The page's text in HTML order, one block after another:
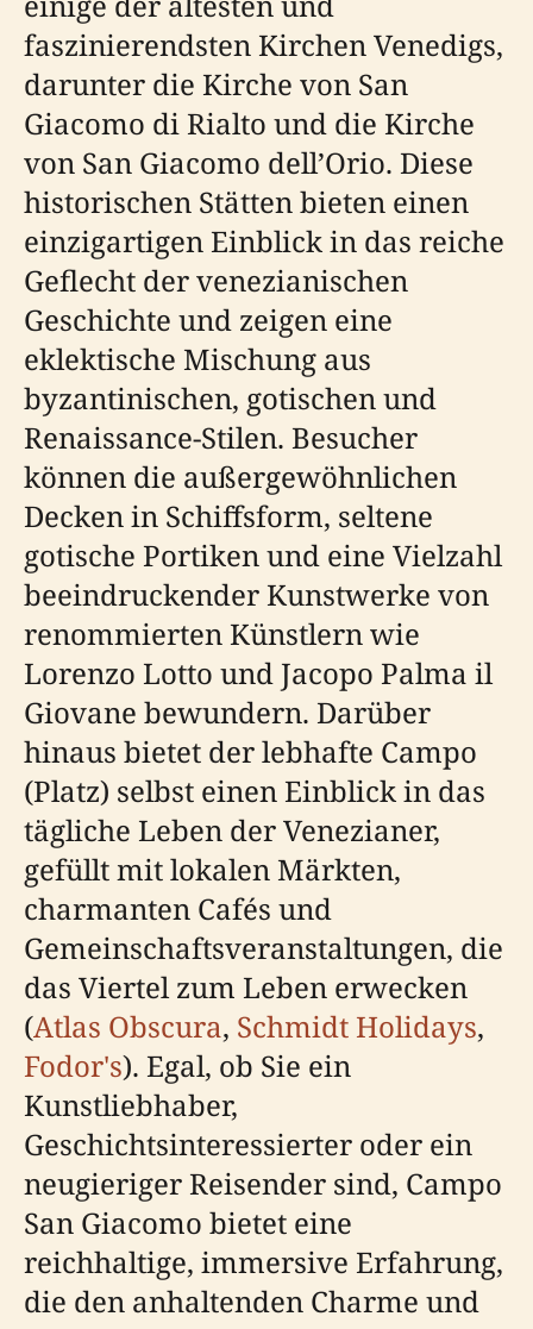
faszinierendsten Kirchen Venedigs,
darunter die Kirche von San
Giacomo di Rialto und die Kirche
von San Giacomo dell’Orio. Diese
historischen Stätten bieten einen
einzigartigen Einblick in das reiche
Geflecht der venezianischen
Geschichte und zeigen eine
eklektische Mischung aus
byzantinischen, gotischen und
Renaissance-Stilen. Besucher
können die außergewöhnlichen
Decken in Schiffsform, seltene
gotische Portiken und eine Vielzahl
beeindruckender Kunstwerke von
renommierten Künstlern wie
Lorenzo Lotto und Jacopo Palma il
Giovane bewundern. Darüber
hinaus bietet der lebhafte Campo
(Platz) selbst einen Einblick in das
tägliche Leben der Venezianer,
gefüllt mit lokalen Märkten,
charmanten Cafés und
Gemeinschaftsveranstaltungen, die
das Viertel zum Leben erwecken
(Atlas Obscura, Schmidt Holidays,
Fodor's). Egal, ob Sie ein
Kunstliebhaber,
Geschichtsinteressierter oder ein
neugieriger Reisender sind, Campo
San Giacomo bietet eine
reichhaltige, immersive Erfahrung,
die den anhaltenden Charme und